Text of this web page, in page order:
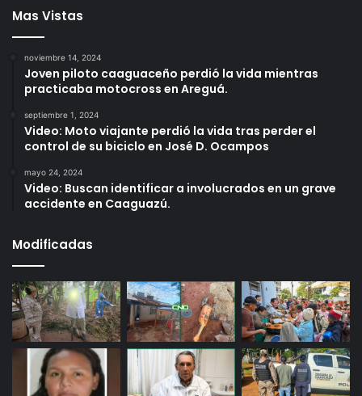
Mas Vistas
noviembre 14, 2024
Joven piloto caaguaceño perdió la vida mientras
practicaba motocross en Areguá.
septiembre 1, 2024
Video: Moto viajante perdió la vida tras perder el
control de su biciclo en José D. Ocampos
mayo 24, 2024
Video: Buscan identificar a involucrados en un grave
accidente en Caaguazú.
Modificadas